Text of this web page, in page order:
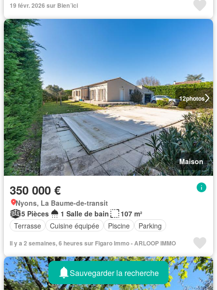
19 févr. 2026 sur Bien´ici
12photos
Maison
350 000 €
Nyons, La Baume-de-transit
5 Pièces
1 Salle de bain
107 m²
Terrasse
Cuisine équipée Piscine Parking
Il y a 2 semaines, 6 heures sur Figaro Immo - ARLOOP IMMO
Sauvegarder la recherche